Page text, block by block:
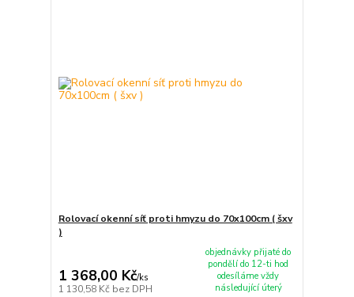
Rolovací okenní síť proti hmyzu do 70x100cm ( šxv
)
1 368,00 Kč/ks
1 130,58 Kč bez DPH
objednávky přijaté do
pondělí do 12-ti hod
odesíláme vždy
následující úterý